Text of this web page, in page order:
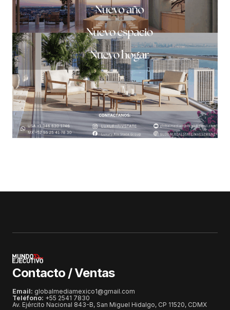
Contacto / Ventas
Email: globalmediamexico1@gmail.com
Teléfono: +55 2541 7830
Av. Ejército Nacional 843-B, San Miguel Hidalgo, CP 11520, CDMX